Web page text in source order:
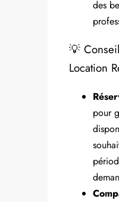
des
💡
Location
pour